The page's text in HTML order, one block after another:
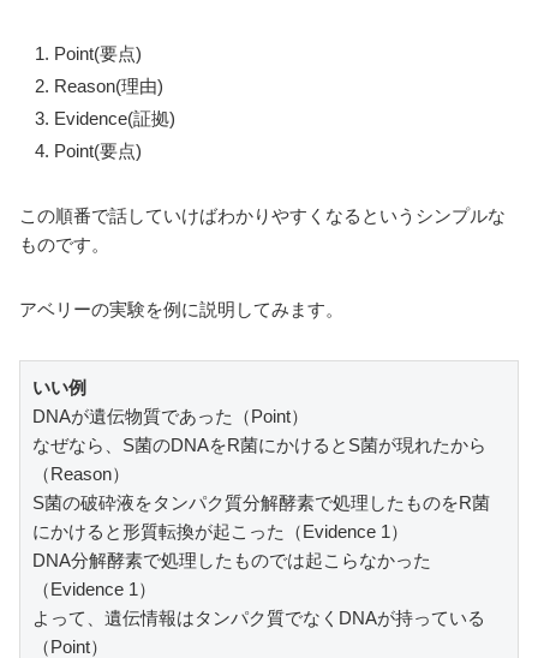
Point(要点)
Reason(理由)
Evidence(証拠)
Point(要点)
この順番で話していけばわかりやすくなるというシンプルな
ものです。
アベリーの実験を例に説明してみます。
いい例
DNAが遺伝物質であった（Point）
なぜなら、S菌のDNAをR菌にかけるとS菌が現れたから
（Reason）
S菌の破砕液をタンパク質分解酵素で処理したものをR菌
にかけると形質転換が起こった（Evidence 1）
DNA分解酵素で処理したものでは起こらなかった
（Evidence 1）
よって、遺伝情報はタンパク質でなくDNAが持っている
（Point）